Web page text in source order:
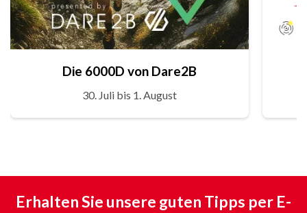
Die 6000D von Dare2B
30. Juli bis 1. August
Erhalten Sie unsere guten Tipps per E-